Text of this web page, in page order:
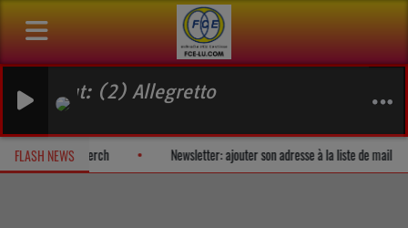
(2) Allegretto
FLASH NEWS
surprise! Fan Releases & Merch Newsletter: ajouter son